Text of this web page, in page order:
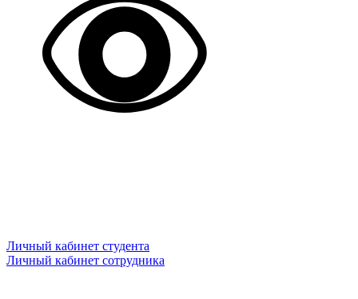
Личный кабинет студента
Личный кабинет сотрудника